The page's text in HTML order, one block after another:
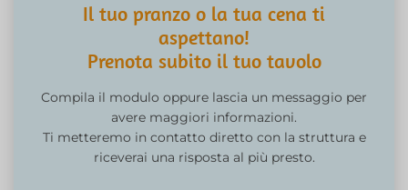
Il tuo pranzo o la tua cena ti
aspettano!
Prenota subito il tuo tavolo
Compila il modulo oppure lascia un messaggio per
avere maggiori informazioni.
Ti metteremo in contatto diretto con la struttura e
riceverai una risposta al più presto.